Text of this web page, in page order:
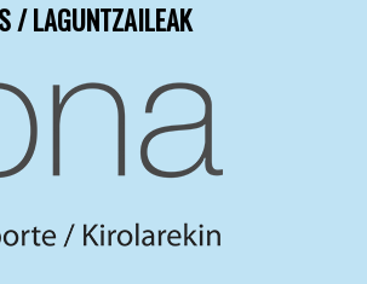
/ LAGUNTZAILEAK